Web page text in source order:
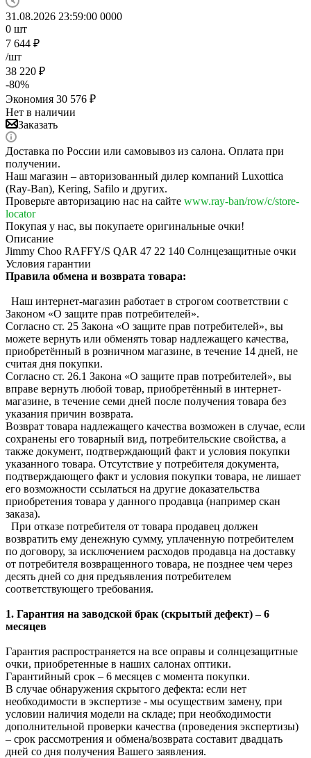
31.08.2026 23:59:00 0000
0 шт
7 644 ₽
/шт
38 220 ₽
-80%
Экономия 30 576 ₽
Нет в наличии
Заказать
Доставка по России или самовывоз из салона. Оплата при
получении.
Наш магазин – авторизованный дилер компаний Luxottica
(Ray-Ban), Kering, Safilo и других.
Проверьте авторизацию нас на сайте www.ray-ban/row/c/store-
locator
Покупая у нас, вы покупаете оригинальные очки!
Описание
Jimmy Choo RAFFY/S QAR 47 22 140 Солнцезащитные очки
Условия гарантии
Правила обмена и возврата товара:
Наш интернет-магазин работает в строгом соответствии с
Законом «О защите прав потребителей».
Согласно ст. 25 Закона «О защите прав потребителей», вы
можете вернуть или обменять товар надлежащего качества,
приобретённый в розничном магазине, в течение 14 дней, не
считая дня покупки.
Согласно ст. 26.1 Закона «О защите прав потребителей», вы
вправе вернуть любой товар, приобретённый в интернет-
магазине, в течение семи дней после получения товара без
указания причин возврата.
Возврат товара надлежащего качества возможен в случае, если
сохранены его товарный вид, потребительские свойства, а
также документ, подтверждающий факт и условия покупки
указанного товара. Отсутствие у потребителя документа,
подтверждающего факт и условия покупки товара, не лишает
его возможности ссылаться на другие доказательства
приобретения товара у данного продавца (например скан
заказа).
При отказе потребителя от товара продавец должен
возвратить ему денежную сумму, уплаченную потребителем
по договору, за исключением расходов продавца на доставку
от потребителя возвращенного товара, не позднее чем через
десять дней со дня предъявления потребителем
соответствующего требования.
1. Гарантия на заводской брак (скрытый дефект) – 6
месяцев
Гарантия распространяется на все оправы и солнцезащитные
очки, приобретенные в наших салонах оптики.
Гарантийный срок – 6 месяцев с момента покупки.
В случае обнаружения скрытого дефекта: если нет
необходимости в экспертизе - мы осуществим замену, при
условии наличия модели на складе; при необходимости
дополнительной проверки качества (проведения экспертизы)
– срок рассмотрения и обмена/возврата составит двадцать
дней со дня получения Вашего заявления.